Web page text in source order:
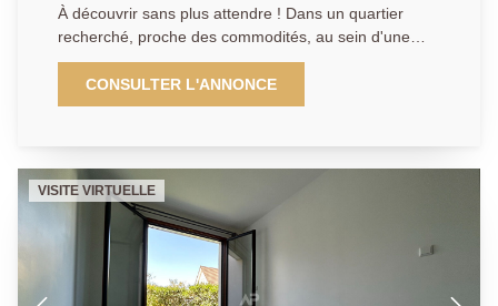
À découvrir sans plus attendre ! Dans un quartier
recherché, proche des commodités, au sein d'une
petite copropriété sécurisée et à faibles charges.
Superbe Studio de 31m² en parfait état qui comprend
: une entrée, une cuisine aménagée équipée, une
AGENCE PRINCIPALE: 01.30.06.69.69 (Agent
commercial J.L enregistré au RSAC sous le n° 949
769 426)
CONSULTER L'ANNONCE
VISITE VIRTUELLE